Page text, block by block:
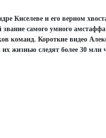
Киселеве и его верном
самого умного амстаффа
команд. Короткие видео
жизнью следят более 30 млн